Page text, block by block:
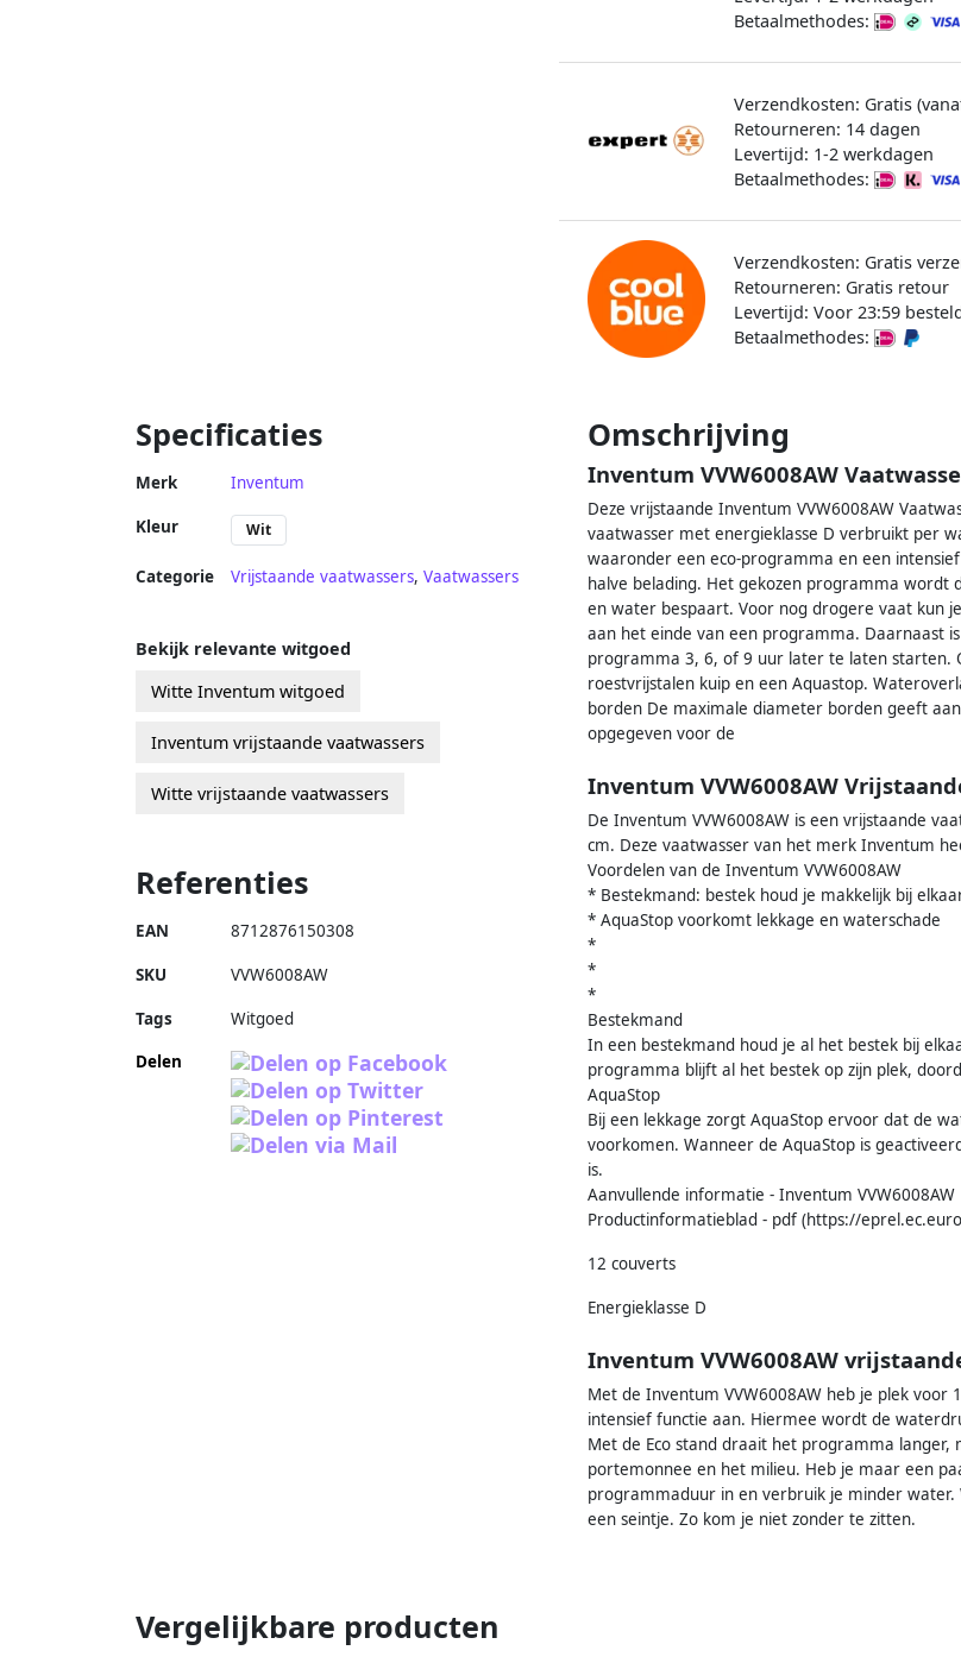
Betaalmethodes:
Verzendkosten: Gratis
Retourneren: 14 dagen
Levertijd: 1-2 werkdagen
Betaalmethodes:
Verzendkosten: Gratis
Retourneren: Gratis retour
Levertijd: Voor 23:59
Betaalmethodes:
Specificaties
Merk Inventum
Kleur Wit
Categorie Vrijstaande vaatwassers, Vaatwassers
Omschrijving
Inventum VVW6008AW
Deze vrijstaande Inventum VVW6008AW
vaatwasser met energieklasse D verbruikt per
waaronder een eco-programma en een
halve belading. Het gekozen programma
en water bespaart. Voor nog drogere vaat kun
aan het einde van een programma. Daarnaast
programma 3, 6, of 9 uur later te laten starten.
roestvrijstalen kuip en een Aquastop.
borden De maximale diameter borden geeft
opgegeven voor de
Inventum VVW6008AW
De Inventum VVW6008AW is een vrijstaande
cm. Deze vaatwasser van het merk Inventum
Voordelen van de Inventum VVW6008AW
* Bestekmand: bestek houd je makkelijk bij
* AquaStop voorkomt lekkage en waterschade
*
*
*
Bestekmand
In een bestekmand houd je al het bestek bij
programma blijft al het bestek op zijn plek,
AquaStop
Bij een lekkage zorgt AquaStop ervoor dat de
voorkomen. Wanneer de AquaStop is
is.
Aanvullende informatie - Inventum VVW6008AW
Productinformatieblad - pdf (https://
12 couverts
Energieklasse D
Inventum VVW6008AW
Met de Inventum VVW6008AW heb je plek voor
intensief functie aan. Hiermee wordt de
Met de Eco stand draait het programma
portemonnee en het milieu. Heb je maar een
programmaduur in en verbruik je minder water.
een seintje. Zo kom je niet zonder te zitten.
Bekijk relevante witgoed
Witte Inventum witgoed
Inventum vrijstaande vaatwassers
Witte vrijstaande vaatwassers
Referenties
EAN 8712876150308
SKU VVW6008AW
Tags
Witgoed
Delen
Vergelijkbare producten